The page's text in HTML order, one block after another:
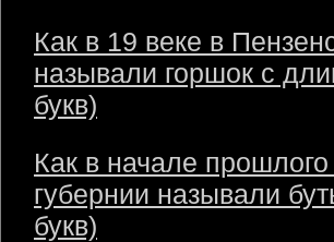
Как в 19 веке в
называли горшок с
букв)
Как в начале
губернии называли
букв)